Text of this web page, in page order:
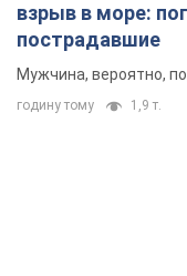
взрыв в море:
пострадавшие
Мужчина, вероятно,
годину тому 1,9 т.